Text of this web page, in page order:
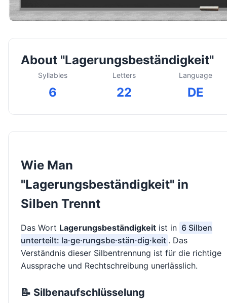
About "Lagerungsbeständigkeit"
Syllables
6
Letters
22
Language
DE
Wie Man
"Lagerungsbeständigkeit" in
Silben Trennt
Das Wort Lagerungsbeständigkeit ist in 6 Silben
unterteilt: la·ge·rungsbe·stän·dig·keit . Das
Verständnis dieser Silbentrennung ist für die richtige
Aussprache und Rechtschreibung unerlässlich.
📝 Silbenaufschlüsselung